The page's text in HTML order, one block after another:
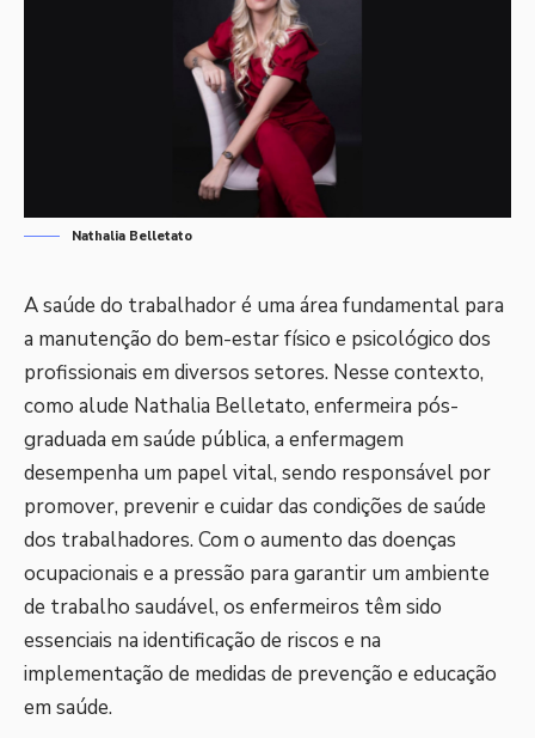
Nathalia Belletato
A saúde do trabalhador é uma área fundamental para
a manutenção do bem-estar físico e psicológico dos
profissionais em diversos setores. Nesse contexto,
como alude Nathalia Belletato, enfermeira pós-
graduada em saúde pública, a enfermagem
desempenha um papel vital, sendo responsável por
promover, prevenir e cuidar das condições de saúde
dos trabalhadores. Com o aumento das doenças
ocupacionais e a pressão para garantir um ambiente
de trabalho saudável, os enfermeiros têm sido
essenciais na identificação de riscos e na
implementação de medidas de prevenção e educação
em saúde.